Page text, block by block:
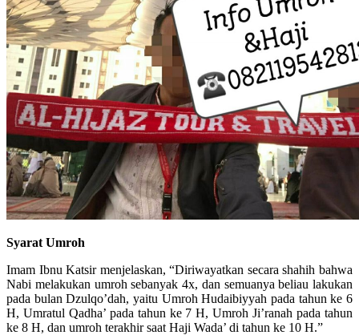
Syarat Umroh
Imam Ibnu Katsir menjelaskan, “Diriwayatkan secara shahih bahwa
Nabi melakukan umroh sebanyak 4x, dan semuanya beliau lakukan
pada bulan Dzulqo’dah, yaitu Umroh Hudaibiyyah pada tahun ke 6
H, Umratul Qadha’ pada tahun ke 7 H, Umroh Ji’ranah pada tahun
ke 8 H, dan umroh terakhir saat Haji Wada’ di tahun ke 10 H.”